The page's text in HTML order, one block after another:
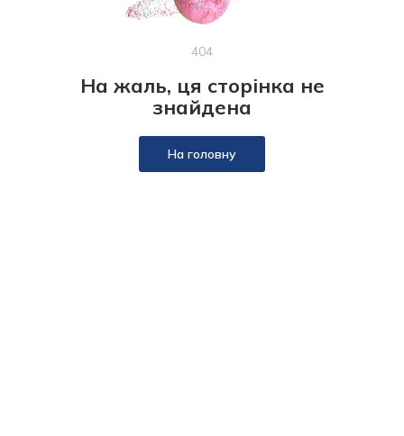
404
На жаль, ця сторінка не
знайдена
На головну